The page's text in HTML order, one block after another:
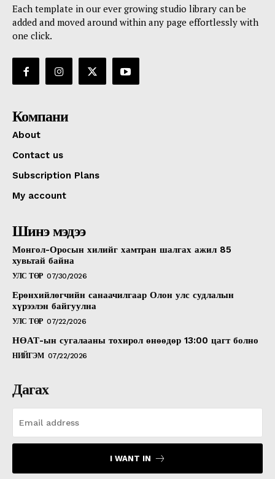
Each template in our ever growing studio library can be
added and moved around within any page effortlessly with
one click.
Компани
About
Contact us
Subscription Plans
My account
Шинэ мэдээ
Монгол-Оросын хилийг хамтран шалгах ажил 85
хувьтай байна
УЛС ТӨР 07/30/2026
Ерөнхийлөгчийн санаачилгаар Олон улс судлалын
хүрээлэн байгуулна
УЛС ТӨР 07/22/2026
НӨАТ-ын сугалааны тохирол өнөөдөр 13:00 цагт болно
НИЙГЭМ 07/22/2026
Дагах
I WANT IN